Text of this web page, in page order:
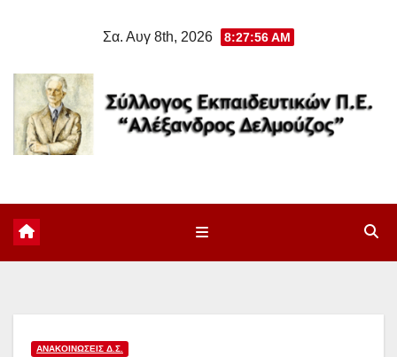
Σα. Αυγ 8th, 2026 8:27:57 AM
ΑΝΑΚΟΙΝΏΣΕΙΣ Δ.Σ.